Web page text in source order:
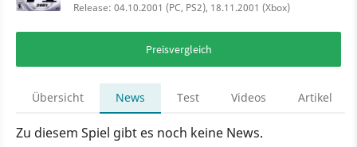
Release: 04.10.2001 (PC, PS2), 18.11.2001 (Xbox)
Preisvergleich
Übersicht News Test Videos Artikel
Zu diesem Spiel gibt es noch keine News.